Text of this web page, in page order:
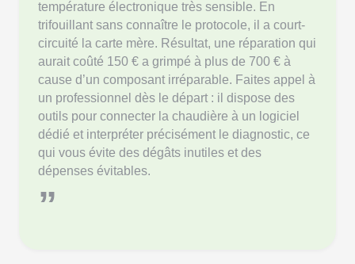
température électronique très sensible. En
trifouillant sans connaître le protocole, il a court-
circuité la carte mère. Résultat, une réparation qui
aurait coûté 150 € a grimpé à plus de 700 € à
cause d’un composant irréparable. Faites appel à
un professionnel dès le départ : il dispose des
outils pour connecter la chaudière à un logiciel
dédié et interpréter précisément le diagnostic, ce
qui vous évite des dégâts inutiles et des
dépenses évitables.
”